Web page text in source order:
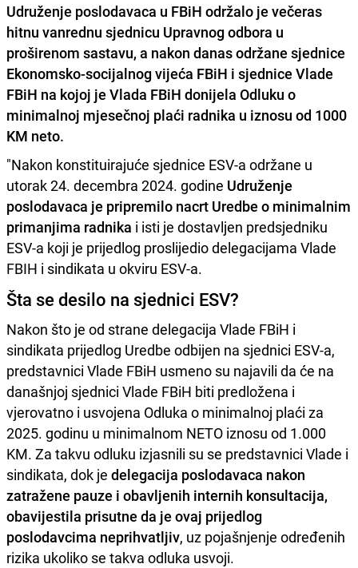
Udruženje poslodavaca u FBiH održalo je večeras
hitnu vanrednu sjednicu Upravnog odbora u
proširenom sastavu, a nakon danas održane sjednice
Ekonomsko-socijalnog vijeća FBiH i sjednice Vlade
FBiH na kojoj je Vlada FBiH donijela Odluku o
minimalnoj mjesečnoj plaći radnika u iznosu od 1000
KM neto.
"Nakon konstituirajuće sjednice ESV-a održane u
utorak 24. decembra 2024. godine Udruženje
poslodavaca je pripremilo nacrt Uredbe o minimalnim
primanjima radnika i isti je dostavljen predsjedniku
ESV-a koji je prijedlog proslijedio delegacijama Vlade
FBIH i sindikata u okviru ESV-a.
Šta se desilo na sjednici ESV?
Nakon što je od strane delegacija Vlade FBiH i
sindikata prijedlog Uredbe odbijen na sjednici ESV-a,
predstavnici Vlade FBiH usmeno su najavili da će na
današnjoj sjednici Vlade FBiH biti predložena i
vjerovatno i usvojena Odluka o minimalnoj plaći za
2025. godinu u minimalnom NETO iznosu od 1.000
KM. Za takvu odluku izjasnili su se predstavnici Vlade i
sindikata, dok je delegacija poslodavaca nakon
zatražene pauze i obavljenih internih konsultacija,
obavijestila prisutne da je ovaj prijedlog
poslodavcima neprihvatljiv, uz pojašnjenje određenih
rizika ukoliko se takva odluka usvoji.